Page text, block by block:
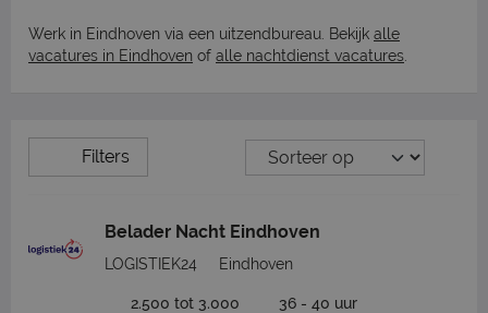
Werk in Eindhoven via een uitzendbureau. Bekijk alle
vacatures in Eindhoven of alle nachtdienst vacatures
Filters
Belader Nacht Eindhoven
LOGISTIEK24 Eindhoven
2.500 tot 3.000 36 - 40 uur